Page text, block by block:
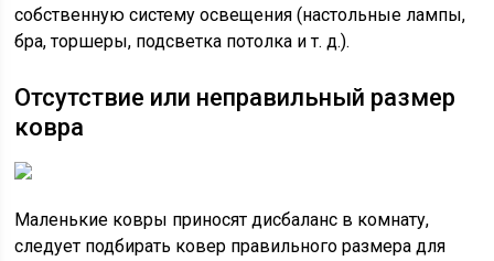
собственную систему освещения (настольные лампы,
бра, торшеры, подсветка потолка и т. д.).
Отсутствие или неправильный размер
ковра
Маленькие ковры приносят дисбаланс в комнату,
следует подбирать ковер правильного размера для